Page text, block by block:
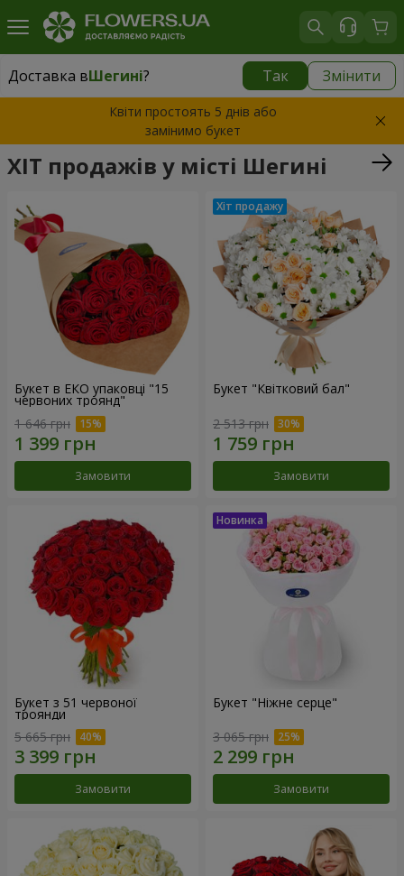
Доставка вШегині? Так Змінити
Доставка вШегині|
Квіти простоять 5 днів або
замінимо букет
ХІТ продажів у місті Шегині
Букет в ЕКО упаковці "15
червоних троянд"
1 646 грн
Замовити
Букет "Квітковий бал"
2 513 грн
Замовити
Букет з 51 червоної
троянди
5 665 грн
Замовити
Букет "Ніжне серце"
3 065 грн
Замовити